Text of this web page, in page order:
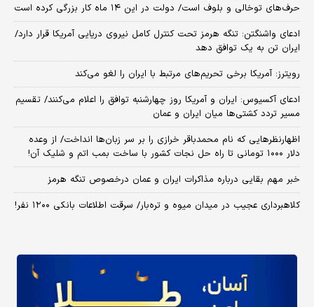
حرف‌های توخالی و بلوف است/ دولت در این ۱۴ ماه کار بزرگی کرده است
ادعای واشنگتن: تنگه هرمز تحت کنترل کامل نیروی دریایی آمریکا قرار دارد/
ایران تن به یک توافق دهد
رویترز: آمریکا برخی تحریم‌های مرتبط با ایران را لغو می‌کند
ادعای آکسیوس: ایران و آمریکا روز چهارشنبه توافق را اعلام می‌کنند/ تقسیم
مسیر تردد کشتی‌ها میان ایران و عمان
اظهارنظرهایی که نام محمدباقر خرازی را بر سر زبان‌ها انداخت/ از وعده
دلار ۱۰۰۰ تومانی تا راه حل نجات کشور با ساخت بمب اتم و شلیک آن!
خبر مهم بقایی درباره مذاکرات ایران و عمان درخصوص تنگه هرمز
کلاهبرداری عجیب در میدان میوه و تره‌بار/ سرقت اطلاعات بانکی ۱۲۰۰ نفر!